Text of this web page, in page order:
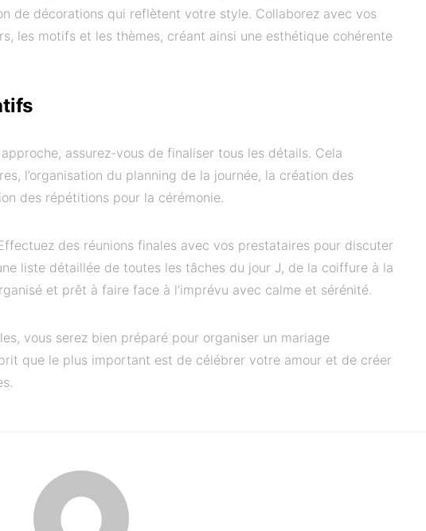
de décorations qui reflètent votre style. Collaborez avec vos
les motifs et les thèmes, créant ainsi une esthétique cohérente
assurez-vous de finaliser tous les détails. Cela
l’organisation du planning de la journée, la création des
des répétitions pour la cérémonie.
des réunions finales avec vos prestataires pour discuter
liste détaillée de toutes les tâches du jour J, de la coiffure à la
et prêt à faire face à l’imprévu avec calme et sérénité.
vous serez bien préparé pour organiser un mariage
que le plus important est de célébrer votre amour et de créer